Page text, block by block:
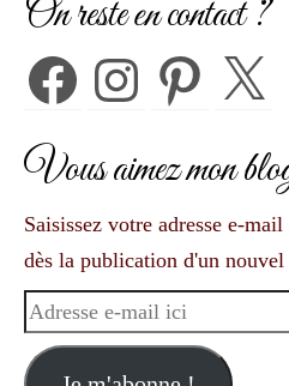
On reste en contact ?
FacebookInstagramPinterest X
Vous aimez mon
Saisissez votre adresse e-
dès la publication d'un
Adresse
mail